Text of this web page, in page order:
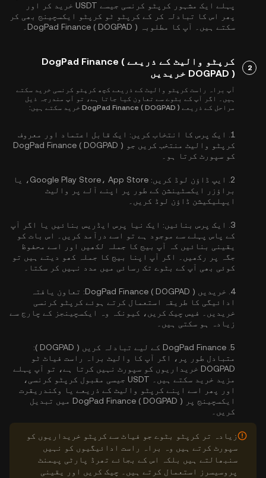
پہلے ایک مشہور کرپٹو کرنسی جیسے USDT خرید کر اور
پھر اس کا تبادلہ کر کے کرپٹو ٹو کرپٹو ایکسچینج بھی کر
سکتے ہیں۔ آپ کا مطلوبہ DogPad Finance ( DOGPAD )۔
2
کرپٹو والیٹ کے ذریعے DogPad Finance (
DOGPAD ) خریدیں
آپ براہ راست کرپٹو والیٹ کے ذریعے کچھ کرپٹو کرنسی خرید سکتے
ہیں۔ اگر آپ کے بٹوے سے تعاون کیا جاتا ہے، تو آپ مندرجہ ذیل
مراحل کے ذریعے DogPad Finance ( DOGPAD ) خرید سکتے ہیں:
1. ایک پرس کا انتخاب کریں: ایک قابل اعتماد اور معروف
کرپٹو والیٹ منتخب کریں جو DogPad Finance ( DOGPAD )
کو سپورٹ کرتا ہو۔
2. ایپ ڈاؤن لوڈ کریں:
Google Play Store، App Store، یا
براؤزر ایکسٹینشن کے طور پر اپنے آلے پر والیٹ
ایپلیکیشن ڈاؤن لوڈ کریں۔
3. ایک پرس بنائیں: ایک نیا پرس ایڈریس بنائیں یا اگر آپ
کے پاس پہلے سے موجود ہے تو اسے درآمد کریں۔ اس بات کو
یقینی بنائیں کہ آپ بیج کا جملہ لکھیں اور اسے محفوظ
جگہ پر رکھیں۔ اگر آپ اپنا بیج کا جملہ کھو دیتے ہیں تو
کوئی بھی آپ کے بٹوے تک رسائی میں مدد نہیں کر سکتا۔
4. خریدیں DogPad Finance ( DOGPAD ):
تعاون یافتہ
ادائیگی کا طریقہ استعمال کرتے ہوئے کرپٹو کرنسی
خریدیں۔ فیس چیک کریں، کیونکہ وہ ایکسچینجز کے چارج سے
زیادہ ہو سکتی ہیں۔
5. DogPad Finance کے لیے تبادلہ کریں ( DOGPAD ):
متبادل طور پر، اگر آپ کا والیٹ براہ راست فیاٹ ٹو
DOGPAD خریداریوں کو سپورٹ نہیں کرتا ہے، تو آپ پہلے
مزید خرید سکتے ہیں۔ USDT جیسی مقبول کرپٹو کرنسی،
اور پھر اسے اپنے کرپٹو والیٹ کے ذریعے یا وکندریقرت
ایکسچینج پر DogPad Finance ( DOGPAD ) میں تبدیل
کریں۔
زیادہ تر کرپٹو بٹوے جو فیاٹ سے کرپٹو خریداریوں کو
سپورٹ کرتے ہیں وہ براہ راست ادائیگیوں کو نہیں
سنبھالتے ہیں بلکہ اس کے بجائے تھرڈ پارٹی پیمنٹ
پروسیسرز استعمال کرتے ہیں۔ چیک کریں اور یقینی